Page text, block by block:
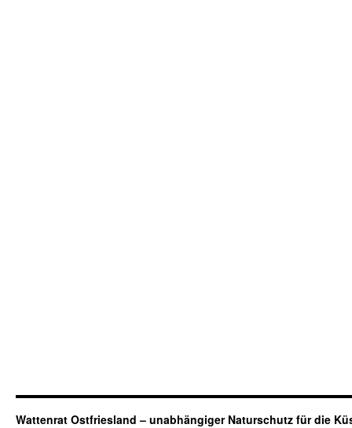
Wattenrat Ostfriesland – unabhängiger Naturschutz für die